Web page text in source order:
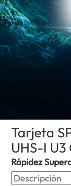
Tarjeta
UHS-I U3
Rápidez